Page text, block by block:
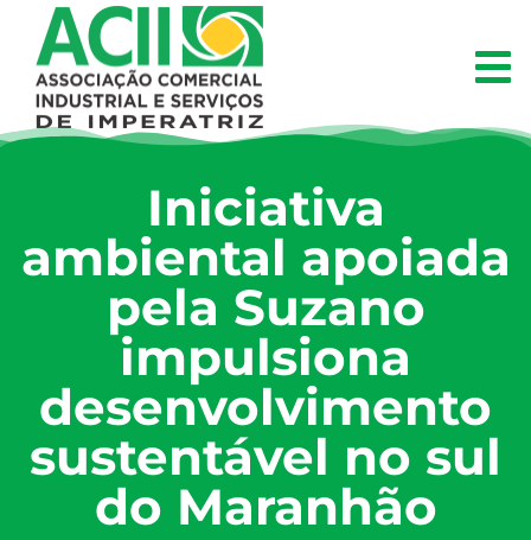
Iniciativa
ambiental apoiada
pela Suzano
impulsiona
desenvolvimento
sustentável no sul
do Maranhão